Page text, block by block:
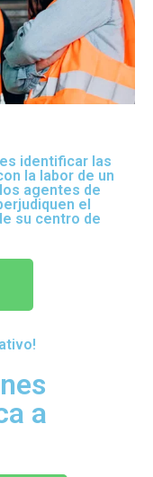
identificar las
la labor de un
agentes de
el
su centro de
a